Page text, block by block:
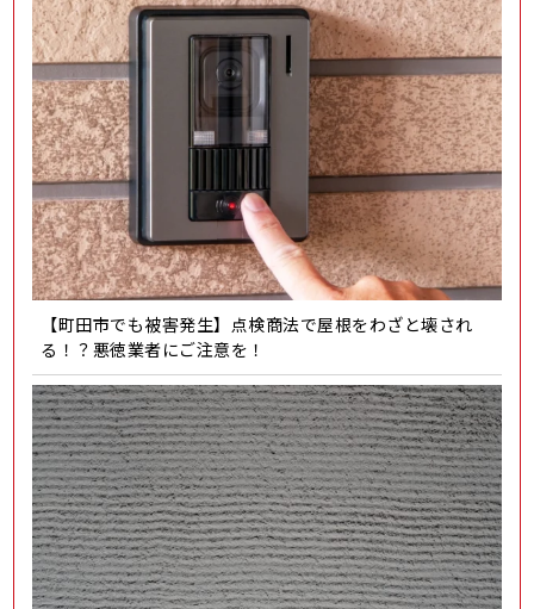
【町田市でも被害発生】点検商法で屋根をわざと壊され
る！？悪徳業者にご注意を！